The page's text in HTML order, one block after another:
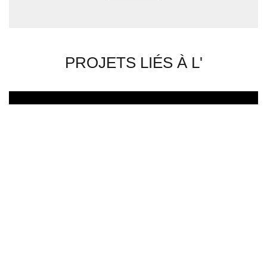
PROJETS LIÉS À L'